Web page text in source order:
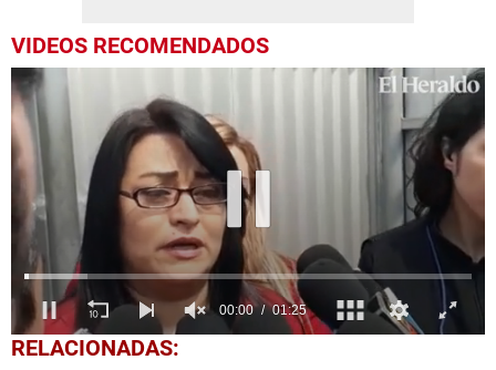
VIDEOS RECOMENDADOS
0
seconds
RELACIONADAS: